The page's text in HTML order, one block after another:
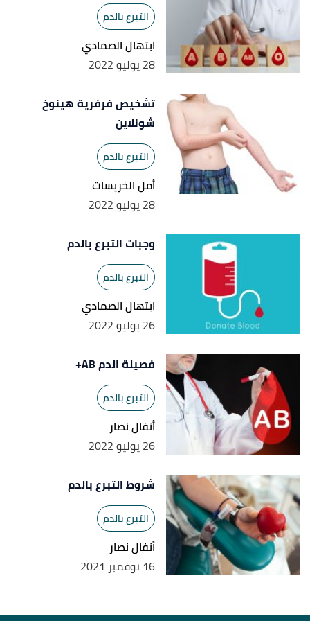
التبرع بالدم
ابتهال الصمادي
28 يوليو 2022
تشخيص فرفرية هينوخ
شونلاين
التبرع بالدم
أمل الخريسات
28 يوليو 2022
وجبات التبرع بالدم
التبرع بالدم
ابتهال الصمادي
26 يوليو 2022
فصيلة الدم AB+
التبرع بالدم
أنفال نصار
26 يوليو 2022
شروط التبرع بالدم
التبرع بالدم
أنفال نصار
16 نوفمبر 2021